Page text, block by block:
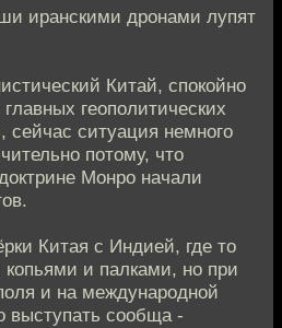
иранскими дронами лупят
Китай, спокойно
геополитических
сейчас ситуация немного
потому, что
Монро начали
Китая с Индией, где то
копьями и палками, но при
и на международной
выступать сообща -